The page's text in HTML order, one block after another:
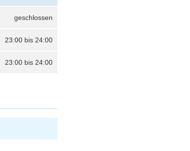
geschlossen
23:00 bis 24:00
23:00 bis 24:00